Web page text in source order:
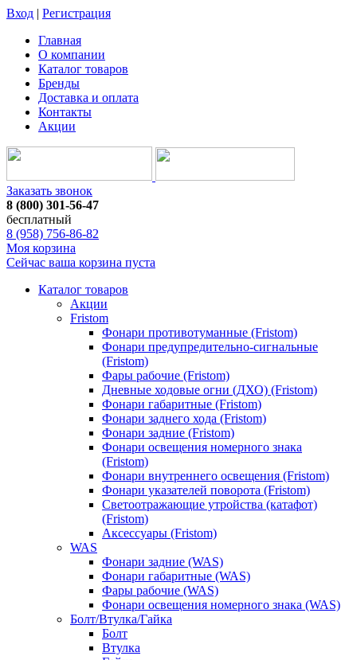
Вход | Регистрация
Главная
О компании
Каталог товаров
Бренды
Доставка и оплата
Контакты
Акции
Заказать звонок
8 (800) 301-56-47
бесплатный
8 (958) 756-86-82
Моя корзина
Сейчас ваша корзина пуста
Каталог товаров
Акции
Fristom
Фонари противотуманные (Fristom)
Фонари предупредительно-сигнальные
(Fristom)
Фары рабочие (Fristom)
Дневные ходовые огни (ДХО) (Fristom)
Фонари габаритные (Fristom)
Фонари заднего хода (Fristom)
Фонари задние (Fristom)
Фонари освещения номерного знака
(Fristom)
Фонари внутреннего освещения (Fristom)
Фонари указателей поворота (Fristom)
Светоотражающие утройства (катафот)
(Fristom)
Аксессуары (Fristom)
WAS
Фонари задние (WAS)
Фонари габаритные (WAS)
Фары рабочие (WAS)
Фонари освещения номерного знака (WAS)
Болт/Втулка/Гайка
Болт
Втулка